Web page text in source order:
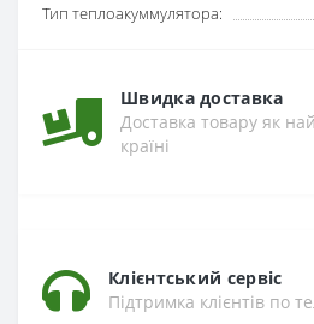
Тип теплоакуммулятора:
Швидка доставка
Доставка товару як
країні
Клієнтський сервіс
Підтримка клієнтів по